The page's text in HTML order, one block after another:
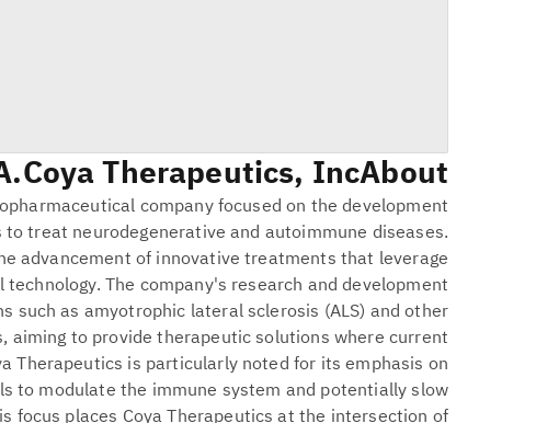
About
Coya Therapeutics, Inc.
company focused on the development
treat neurodegenerative and autoimmune diseases.
advancement of innovative treatments that leverage
The company's research and development
such as amyotrophic lateral sclerosis (ALS) and other
aiming to provide therapeutic solutions where current
Therapeutics is particularly noted for its emphasis on
to modulate the immune system and potentially slow
focus places Coya Therapeutics at the intersection of